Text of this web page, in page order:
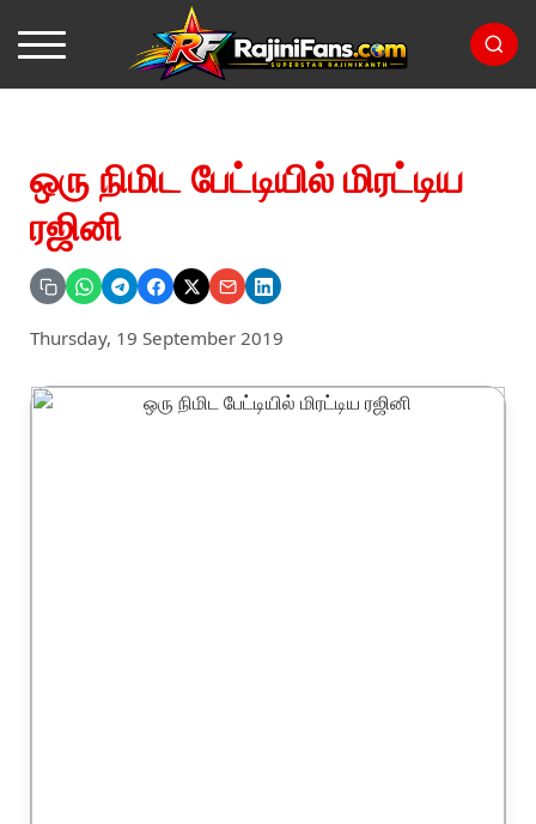
ஒரு நிமிட பேட்டியில் மிரட்டிய
ரஜினி
Thursday, 19 September 2019